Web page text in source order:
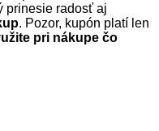
prinesie radosť aj
. Pozor, kupón platí len
pri nákupe čo